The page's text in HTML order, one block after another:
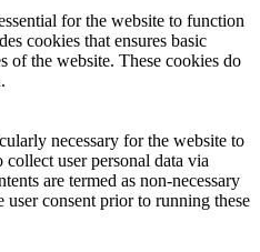
for the website to function
cookies that ensures basic
of the website. These cookies do
necessary for the website to
user personal data via
are termed as non-necessary
consent prior to running these